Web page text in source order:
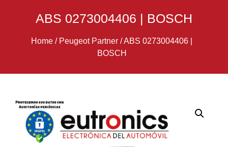
ABS 0273004406 | BOSCH
Home / Peugeot Partner /ABS 0273004406 |
BOSCH